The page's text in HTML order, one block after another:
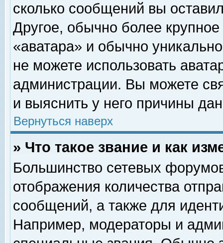
сколько сообщений вы
Другое, обычно более
«аватара» и обычно
не можете использовать
администрации. Вы можете
и выяснить у него причины
Вернуться наверх
» Что такое звание и как
Большинство сетевых
отображения количества
сообщений, а также для
Например, модераторы и